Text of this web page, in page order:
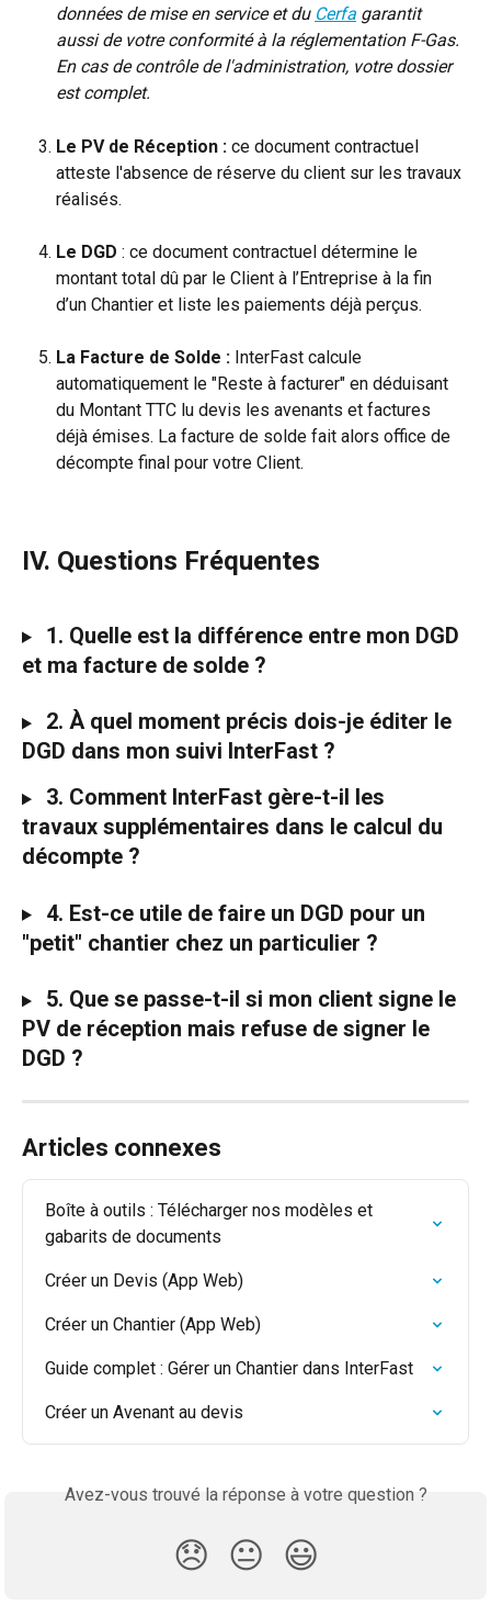
données de mise en service et du Cerfa garantit
aussi de votre conformité à la réglementation F-Gas.
En cas de contrôle de l'administration, votre dossier
est complet.
Le PV de Réception : ce document contractuel
atteste l'absence de réserve du client sur les travaux
réalisés.
Le DGD : ce document contractuel détermine le
montant total dû par le Client à l’Entreprise à la fin
d’un Chantier et liste les paiements déjà perçus.
La Facture de Solde : InterFast calcule
automatiquement le "Reste à facturer" en déduisant
du Montant TTC lu devis les avenants et factures
déjà émises. La facture de solde fait alors office de
décompte final pour votre Client.
IV. Questions Fréquentes
1. Quelle est la différence entre mon DGD
et ma facture de solde ?
2. À quel moment précis dois-je éditer le
DGD dans mon suivi InterFast ?
3. Comment InterFast gère-t-il les
travaux supplémentaires dans le calcul du
décompte ?
4. Est-ce utile de faire un DGD pour un
"petit" chantier chez un particulier ?
5. Que se passe-t-il si mon client signe le
PV de réception mais refuse de signer le
DGD ?
Articles connexes
Boîte à outils : Télécharger nos modèles et
gabarits de documents
Créer un Devis (App Web)
Créer un Chantier (App Web)
Guide complet : Gérer un Chantier dans InterFast
Créer un Avenant au devis
Avez-vous trouvé la réponse à votre question ?
😞 😐 😃